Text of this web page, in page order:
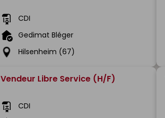
CDI
Gedimat Bléger
Hilsenheim (67)
Vendeur Libre Service (H/F)
CDI